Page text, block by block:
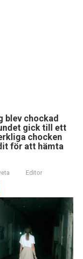
blev chockad
gick till ett
chocken
för att hämta
Editor